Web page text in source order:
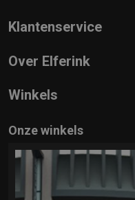
Klantenservice
Over Elferink
Winkels
Onze winkels